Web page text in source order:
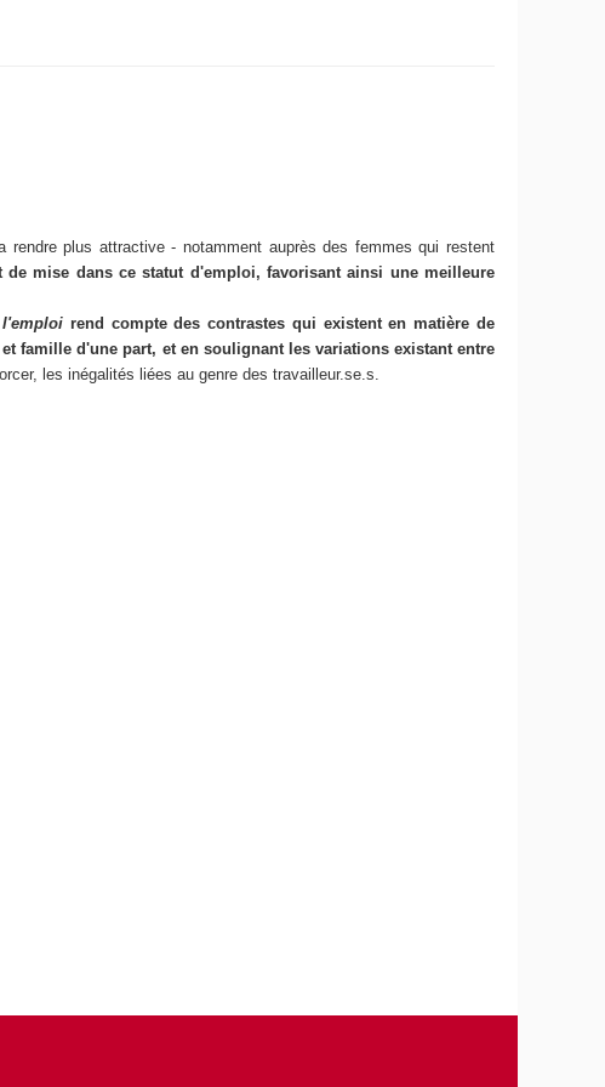
rendre plus attractive - notamment auprès des femmes qui restent
mise dans ce statut d'emploi, favorisant ainsi une meilleure
l'emploi rend compte des contrastes qui existent en matière de
famille d'une part, et en soulignant les variations existant entre
les inégalités liées au genre des travailleur.se.s.